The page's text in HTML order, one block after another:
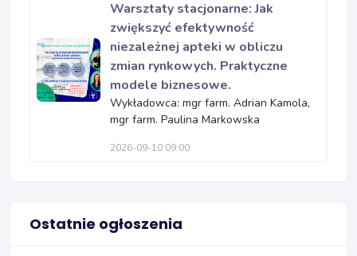
Warsztaty stacjonarne: Jak
zwiększyć efektywność
niezależnej apteki w obliczu
zmian rynkowych. Praktyczne
modele biznesowe.
Wykładowca: mgr farm. Adrian Kamola,
mgr farm. Paulina Markowska
2026-09-10 09:00
Ostatnie ogłoszenia